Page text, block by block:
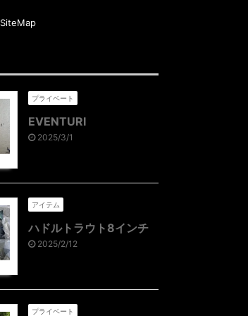
SiteMap
プライベート
EVENTURI
2025/3/1
アイテム
ハドルトラウト8インチ
2025/2/12
プライベート